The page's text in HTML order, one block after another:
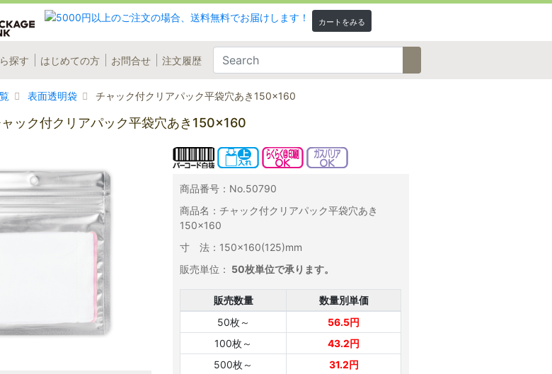
カートをみる
探す はじめての方 お問合せ 注文履歴
表面透明袋 チャック付クリアパック平袋穴あき150×160
ック付クリアパック平袋穴あき150×160
商品番号：No.50790
商品名：チャック付クリアパック平袋穴あき
150×160
寸 法：150×160(125)mm
販売単位： 50枚単位で承ります。
販売数量
数量別単価
50枚～
56.5円
100枚～
43.2円
500枚～
31.2円